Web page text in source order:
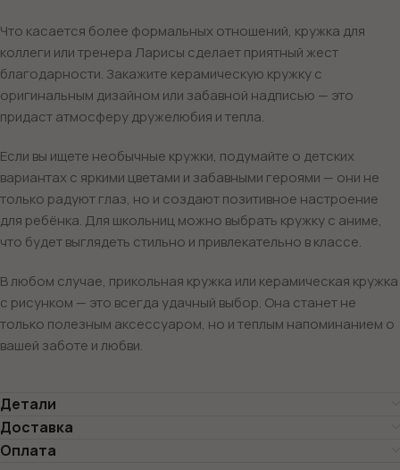
Что касается более формальных отношений, кружка для
коллеги или тренера Ларисы сделает приятный жест
благодарности. Закажите керамическую кружку с
оригинальным дизайном или забавной надписью — это
придаст атмосферу дружелюбия и тепла.
Если вы ищете необычные кружки, подумайте о детских
вариантах с яркими цветами и забавными героями — они не
только радуют глаз, но и создают позитивное настроение
для ребёнка. Для школьниц можно выбрать кружку с аниме,
что будет выглядеть стильно и привлекательно в классе.
В любом случае, прикольная кружка или керамическая кружка
с рисунком — это всегда удачный выбор. Она станет не
только полезным аксессуаром, но и теплым напоминанием о
вашей заботе и любви.
Детали
Доставка
Оплата